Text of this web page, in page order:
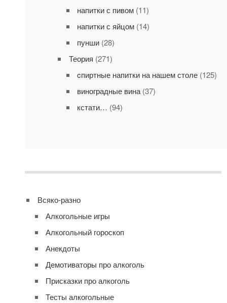
напитки с пивом(11)
напитки с яйцом(14)
пунши(28)
Теория (271)
cпиртные напитки на нашем столе(125)
виноградные вина(37)
кстати… (94)
Всяко-разно
Алкогольные игры
Алкогольный гороскоп
Анекдоты
Демотиваторы про алкоголь
Присказки про алкоголь
Тесты алкогольные